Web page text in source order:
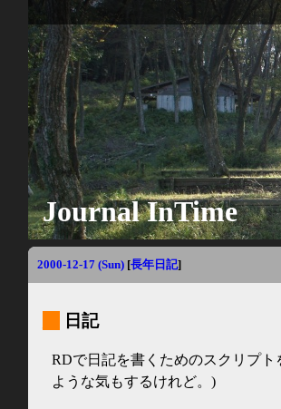
Journal InTime
2000-12-17 (Sun) [長年日記]
日記
RDで日記を書くためのスクリプ
ような気もするけれど。)